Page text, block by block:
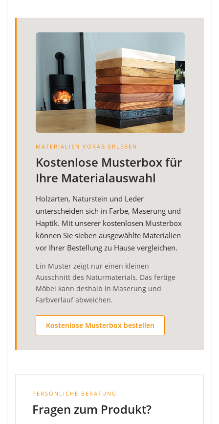
MATERIALIEN VORAB ERLEBEN
Kostenlose Musterbox für
Ihre Materialauswahl
Holzarten, Naturstein und Leder
unterscheiden sich in Farbe, Maserung und
Haptik. Mit unserer kostenlosen Musterbox
können Sie sieben ausgewählte Materialien
vor Ihrer Bestellung zu Hause vergleichen.
Ein Muster zeigt nur einen kleinen
Ausschnitt des Naturmaterials. Das fertige
Möbel kann deshalb in Maserung und
Farbverlauf abweichen.
Kostenlose Musterbox bestellen
PERSÖNLICHE BERATUNG
Fragen zum Produkt?